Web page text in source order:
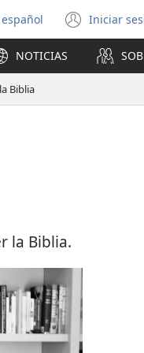
Seleccionar
idioma
español Iniciar(abre
una
nueva
NOTICIAS
Biblia
la Biblia.